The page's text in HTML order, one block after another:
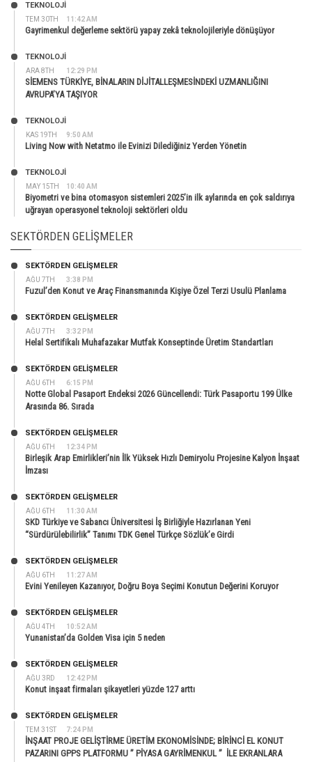
TEM 30TH 11:42 AM
TEKNOLOJİ
Gayrimenkul değerleme sektörü yapay zekâ teknolojileriyle dönüşüyor
ARA 8TH 12:29 PM
TEKNOLOJİ
SİEMENS TÜRKİYE, BİNALARIN DİJİTALLEŞMESİNDEKİ UZMANLIĞINI
AVRUPA’YA TAŞIYOR
KAS 19TH 9:50 AM
TEKNOLOJİ
Living Now with Netatmo ile Evinizi Dilediğiniz Yerden Yönetin
MAY 15TH 10:40 AM
TEKNOLOJİ
Biyometri ve bina otomasyon sistemleri 2025’in ilk aylarında en çok saldırıya
uğrayan operasyonel teknoloji sektörleri oldu
SEKTÖRDEN GELIŞMELER
AĞU 7TH 3:38 PM
SEKTÖRDEN GELIŞMELER
Fuzul’den Konut ve Araç Finansmanında Kişiye Özel Terzi Usulü Planlama
AĞU 7TH 3:32 PM
SEKTÖRDEN GELIŞMELER
Helal Sertifikalı Muhafazakar Mutfak Konseptinde Üretim Standartları
AĞU 6TH 6:15 PM
SEKTÖRDEN GELIŞMELER
Notte Global Pasaport Endeksi 2026 Güncellendi: Türk Pasaportu 199 Ülke
Arasında 86. Sırada
AĞU 6TH 12:34 PM
SEKTÖRDEN GELIŞMELER
Birleşik Arap Emirlikleri’nin İlk Yüksek Hızlı Demiryolu Projesine Kalyon İnşaat
İmzası
AĞU 6TH 11:30 AM
SEKTÖRDEN GELIŞMELER
SKD Türkiye ve Sabancı Üniversitesi İş Birliğiyle Hazırlanan Yeni
“Sürdürülebilirlik” Tanımı TDK Genel Türkçe Sözlük’e Girdi
AĞU 6TH 11:27 AM
SEKTÖRDEN GELIŞMELER
Evini Yenileyen Kazanıyor, Doğru Boya Seçimi Konutun Değerini Koruyor
AĞU 4TH 10:52 AM
SEKTÖRDEN GELIŞMELER
Yunanistan’da Golden Visa için 5 neden
AĞU 3RD 12:42 PM
SEKTÖRDEN GELIŞMELER
Konut inşaat firmaları şikayetleri yüzde 127 arttı
TEM 31ST 7:24 PM
SEKTÖRDEN GELIŞMELER
İNŞAAT PROJE GELİŞTİRME ÜRETİM EKONOMİSİNDE; BİRİNCİ EL KONUT
PAZARINI GPPS PLATFORMU ” PİYASA GAYRİMENKUL ” İLE EKRANLARA